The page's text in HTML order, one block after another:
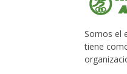
Somos el
tiene